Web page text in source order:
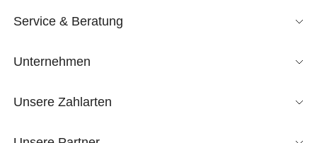
Service & Beratung
Unternehmen
Unsere Zahlarten